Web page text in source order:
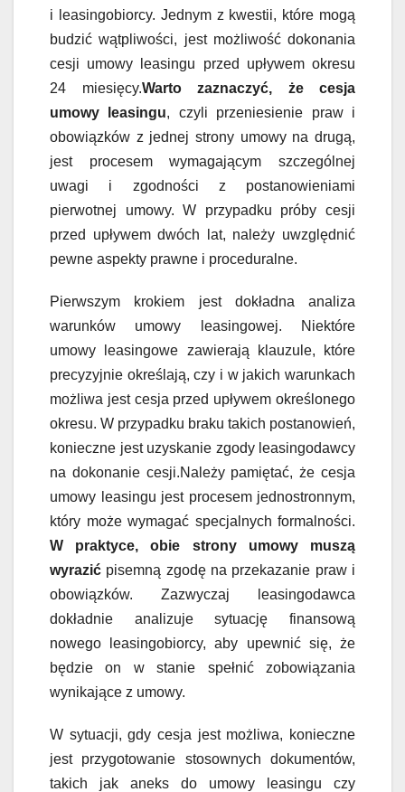
i leasingobiorcy. Jednym z kwestii, które mogą
budzić wątpliwości, jest możliwość dokonania
cesji umowy leasingu przed upływem okresu
24 miesięcy.Warto zaznaczyć, że cesja
umowy leasingu, czyli przeniesienie praw i
obowiązków z jednej strony umowy na drugą,
jest procesem wymagającym szczególnej
uwagi i zgodności z postanowieniami
pierwotnej umowy. W przypadku próby cesji
przed upływem dwóch lat, należy uwzględnić
pewne aspekty prawne i proceduralne.
Pierwszym krokiem jest dokładna analiza
warunków umowy leasingowej. Niektóre
umowy leasingowe zawierają klauzule, które
precyzyjnie określają, czy i w jakich warunkach
możliwa jest cesja przed upływem określonego
okresu. W przypadku braku takich postanowień,
konieczne jest uzyskanie zgody leasingodawcy
na dokonanie cesji.Należy pamiętać, że cesja
umowy leasingu jest procesem jednostronnym,
który może wymagać specjalnych formalności.
W praktyce, obie strony umowy muszą
wyrazić pisemną zgodę na przekazanie praw i
obowiązków. Zazwyczaj leasingodawca
dokładnie analizuje sytuację finansową
nowego leasingobiorcy, aby upewnić się, że
będzie on w stanie spełnić zobowiązania
wynikające z umowy.
W sytuacji, gdy cesja jest możliwa, konieczne
jest przygotowanie stosownych dokumentów,
takich jak aneks do umowy leasingu czy